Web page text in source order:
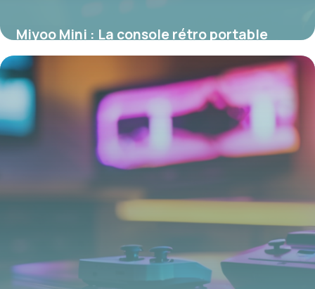
Miyoo Mini : La console rétro portable
pour émulation fidèle
9 mars 2026